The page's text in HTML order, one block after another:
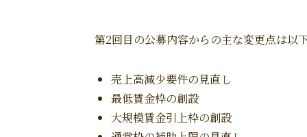
第2回目の公募内容からの主な変更点は以
売上高減少要件の見直し
最低賃金枠の創設
大規模賃金引上枠の創設